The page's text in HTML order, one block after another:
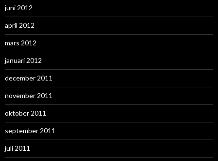
juni 2012
april 2012
mars 2012
januari 2012
december 2011
november 2011
oktober 2011
september 2011
juli 2011